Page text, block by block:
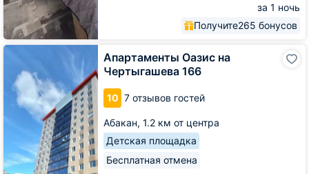
за 1 ночь
Получите265 бонусов
Апартаменты Оазис на
Чертыгашева 166
10 7 отзывов гостей
Абакан, 1.2 км от центра
Детская площадка
Бесплатная отмена
Апартаменты
Чертыгашева